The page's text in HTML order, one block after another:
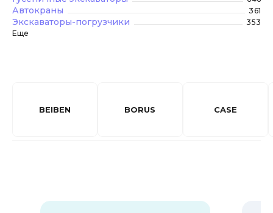
Автокраны 361
Экскаваторы-погрузчики
353
Еще
BEIBEN BORUS CASE